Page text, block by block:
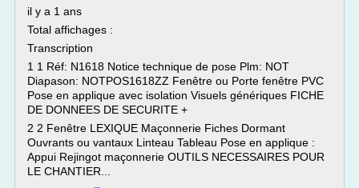
il y a 1 ans
Total affichages :
Transcription
1 1 Réf: N1618 Notice technique de pose Plm: NOT
Diapason: NOTPOS1618ZZ Fenêtre ou Porte fenêtre PVC
Pose en applique avec isolation Visuels génériques FICHE
DE DONNEES DE SECURITE +
2 2 Fenêtre LEXIQUE Maçonnerie Fiches Dormant
Ouvrants ou vantaux Linteau Tableau Pose en applique :
Appui Rejingot maçonnerie OUTILS NECESSAIRES POUR
LE CHANTIER...